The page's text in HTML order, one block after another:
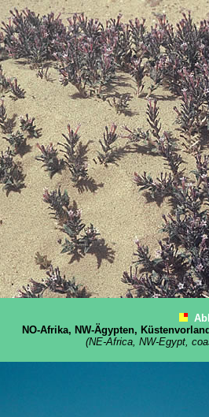
NO-Afrika, NW-Ägypten,
(NE-Africa, NW-Egypt,